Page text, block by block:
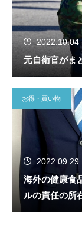
2022.10.04
元自衛官がま
お得・買い物
2022.09.29
海外の健康食
ルの責任の所